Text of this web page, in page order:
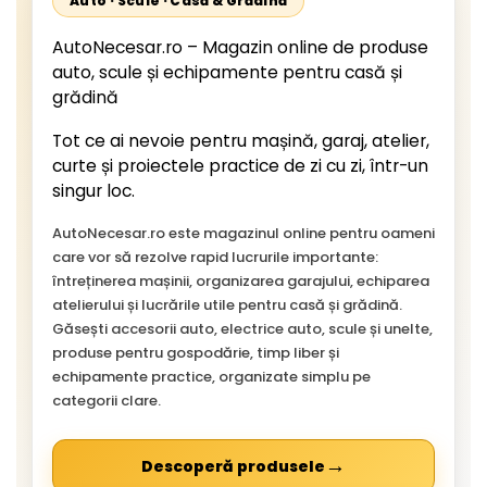
AutoNecesar.ro – Magazin online de produse
auto, scule și echipamente pentru casă și
grădină
Tot ce ai nevoie pentru mașină, garaj, atelier,
curte și proiectele practice de zi cu zi, într-un
singur loc.
AutoNecesar.ro este magazinul online pentru oameni
care vor să rezolve rapid lucrurile importante:
întreținerea mașinii, organizarea garajului, echiparea
atelierului și lucrările utile pentru casă și grădină.
Găsești accesorii auto, electrice auto, scule și unelte,
produse pentru gospodărie, timp liber și
echipamente practice, organizate simplu pe
categorii clare.
Descoperă produsele →